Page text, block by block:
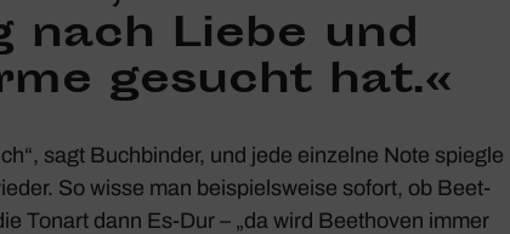
nach Liebe und
gesucht hat.«
sagt Buch­binder, und jede einzelne Note spiegle
So wisse man beispiels­weise sofort, ob Beet­
Tonart dann Es-Dur – „da wird Beet­hoven immer